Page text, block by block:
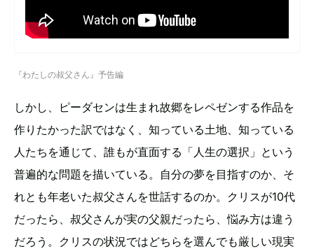
『わたしの叔父さん』予告編
しかし、ピーダセンは生まれ故郷をレペゼンする作品を
作りたかった訳ではなく、知っている土地、知っている
人たちを通じて、誰もが直面する「人生の選択」という
普遍的な問題を描いている。自分の夢を目指すのか、そ
れとも年老いた叔父さんを世話するのか。クリスが10代
だったら、叔父さんが実の父親だったら、悩み方は違う
だろう。クリスの状況ではどちらを選んでも厳しい現実